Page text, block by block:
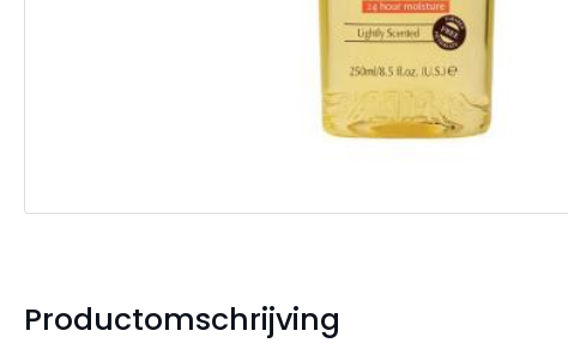
Productomschrijving